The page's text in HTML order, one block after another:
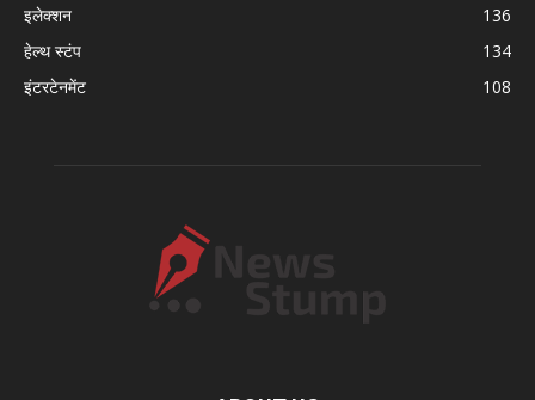
इलेक्शन
136
हेल्थ स्टंप
134
इंटरटेनमेंट
108